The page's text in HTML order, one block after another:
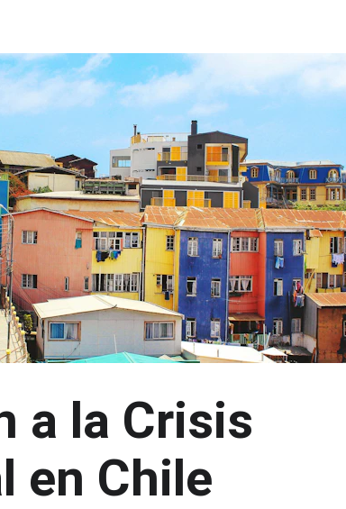
a la Crisis
en Chile